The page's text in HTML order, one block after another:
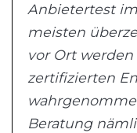
Anbietertest
meisten
vor Ort
zertifizierten
Beratung